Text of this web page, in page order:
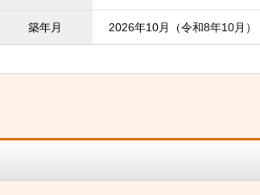
築年月 2026年10月（令和8年10月）